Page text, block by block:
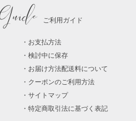
ご利用ガイド
お支払方法
検討中に保存
お届け方法配送料について
クーポンのご利用方法
サイトマップ
特定商取引法に基づく表記